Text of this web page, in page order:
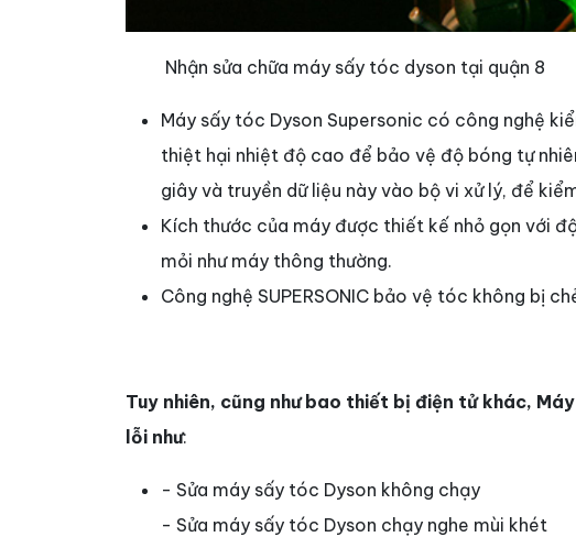
Nhận sửa chữa máy sấy tóc dyson tại quận 8
Máy sấy tóc Dyson Supersonic có công nghệ
thiệt hại nhiệt độ cao để bảo vệ độ bóng tự
giây và truyền dữ liệu này vào bộ vi xử lý, để
Kích thước của máy được thiết kế nhỏ gọn với
mỏi như máy thông thường.
Công nghệ SUPERSONIC bảo vệ tóc không bị
Tuy nhiên, cũng như bao thiết bị điện tử khác,
lỗi như:
- Sửa máy sấy tóc Dyson không chạy
- Sửa máy sấy tóc Dyson chạy nghe mùi khét